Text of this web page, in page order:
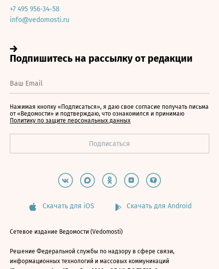
+7 495 956-34-58
info@vedomosti.ru
Нажимая кнопку «Подписаться», я даю свое согласие получать письма
от «Ведомости» и подтверждаю, что ознакомился и принимаю
Политику по защите персональных данных
Скачать для iOS Скачать для Android
Сетевое издание Ведомости (Vedomosti)
Решение Федеральной службы по надзору в сфере связи,
информационных технологий и массовых коммуникаций